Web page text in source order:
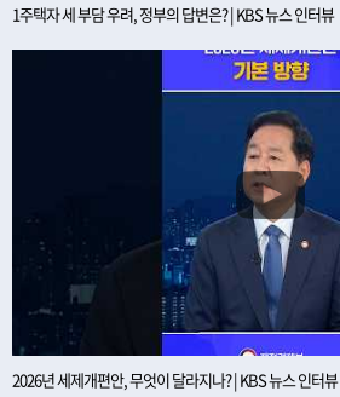
1주택자 세 부담 우려, 정부의 답변은? | KBS 뉴스 인터뷰
2026년 세제개편안, 무엇이 달라지나? | KBS 뉴스 인터뷰